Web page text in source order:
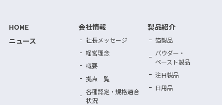
HOME
ニュース
会社情報
社長メッセージ
経営理念
概要
拠点一覧
各種認定・規格適合
状況
製品紹介
箔製品
パウダー・
ペースト製品
注目製品
日用品